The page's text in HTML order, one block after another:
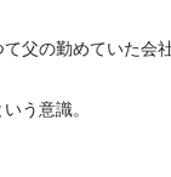
父の勤めていた会
う意識。